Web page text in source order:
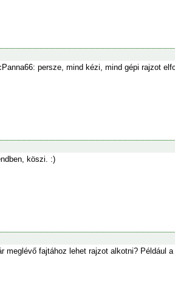
persze, mind kézi, mind gépi rajzot
köszi. :)
meglévő fajtához lehet rajzot alkotni? Például